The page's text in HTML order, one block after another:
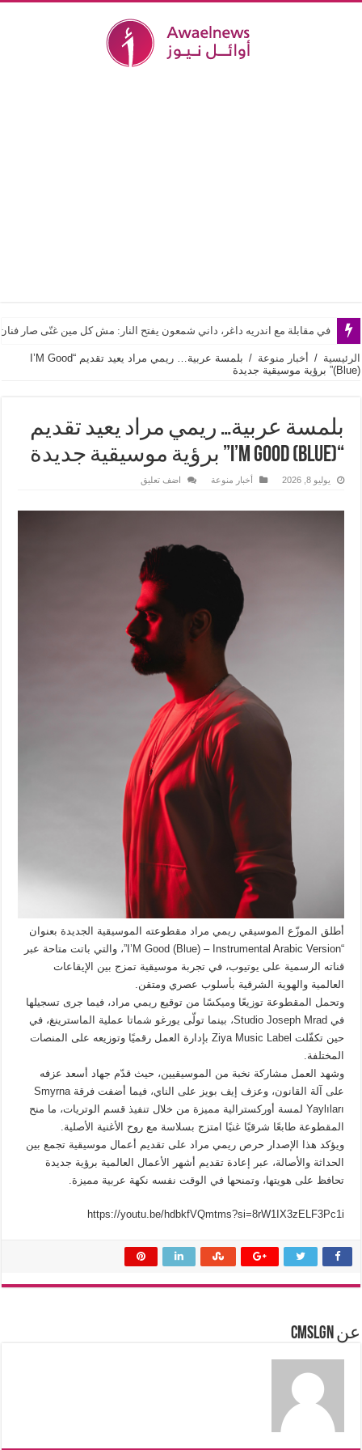
في مقابلة مع اندريه داغر، داني شمعون يفتح النار: مش كل مين غنّى صار
الرئيسية / أخبار منوعة /
بلمسة عربية… ريمي مراد يعيد تقديم “I’M Good
(Blue)” برؤية موسيقية جديدة
بلمسة عربية… ريمي مراد يعيد تقديم
“I’M Good (Blue)” برؤية موسيقية جديدة
يوليو 8, 2026 أخبار منوعة اضف تعليق
أطلق الموزّع الموسيقي ريمي مراد مقطوعته الموسيقية الجديدة بعنوان
“I’M Good (Blue) – Instrumental Arabic Version”، والتي باتت متاحة عبر
قناته الرسمية على يوتيوب، في تجربة موسيقية تمزج بين الإيقاعات
العالمية والهوية الشرقية بأسلوب عصري ومتقن.
وتحمل المقطوعة توزيعًا وميكسًا من توقيع ريمي مراد، فيما جرى تسجيلها
في Studio Joseph Mrad، بينما تولّى يورغو شماتا عملية الماسترينغ، في
حين تكفّلت Ziya Music Label بإدارة العمل رقميًا وتوزيعه على المنصات
المختلفة.
وشهد العمل مشاركة نخبة من الموسيقيين، حيث قدّم جهاد أسعد عزفه
على آلة القانون، وعزف إيف بويز على الناي، فيما أضفت فرقة Smyrna
Yaylıları لمسة أوركسترالية مميزة من خلال تنفيذ قسم الوتريات، ما منح
المقطوعة طابعًا شرقيًا غنيًا امتزج بسلاسة مع روح الأغنية الأصلية.
ويؤكد هذا الإصدار حرص ريمي مراد على تقديم أعمال موسيقية تجمع بين
الحداثة والأصالة، عبر إعادة تقديم أشهر الأعمال العالمية برؤية جديدة
تحافظ على هويتها، وتمنحها في الوقت نفسه نكهة عربية مميزة.
https://youtu.be/hdbkfVQmtms?si=8rW1IX3zELF3Pc1i
عن cmslgn